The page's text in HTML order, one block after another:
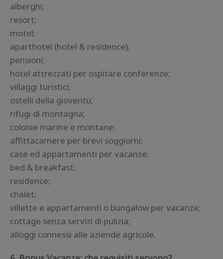
alberghi;
resort;
motel;
aparthotel (hotel & residence);
pensioni;
hotel attrezzati per ospitare conferenze;
villaggi turistici;
ostelli della gioventù;
rifugi di montagna;
colonie marine e montane;
affittacamere per brevi soggiorni;
case ed appartamenti per vacanze;
bed & breakfast;
residence;
chalet;
villette e appartamenti o bungalow per vacanze;
cottage senza servizi di pulizia;
alloggi connessi alle aziende agricole.